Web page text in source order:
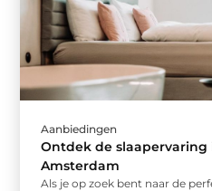
Aanbiedingen
Ontdek de
Amsterdam
Als je op zoek bent naar de